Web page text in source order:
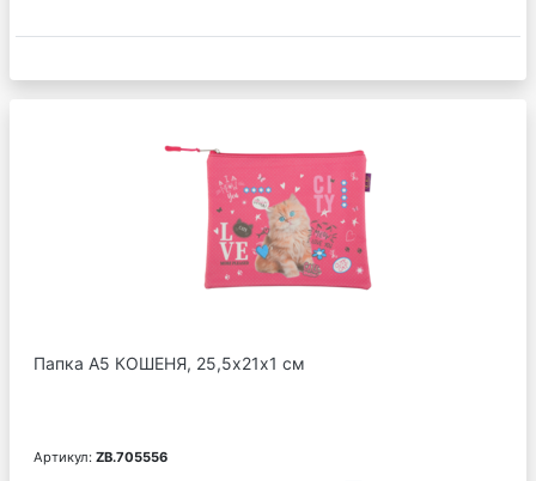
Папка А5 КОШЕНЯ, 25,5х21х1 см
Артикул: ZB.705556